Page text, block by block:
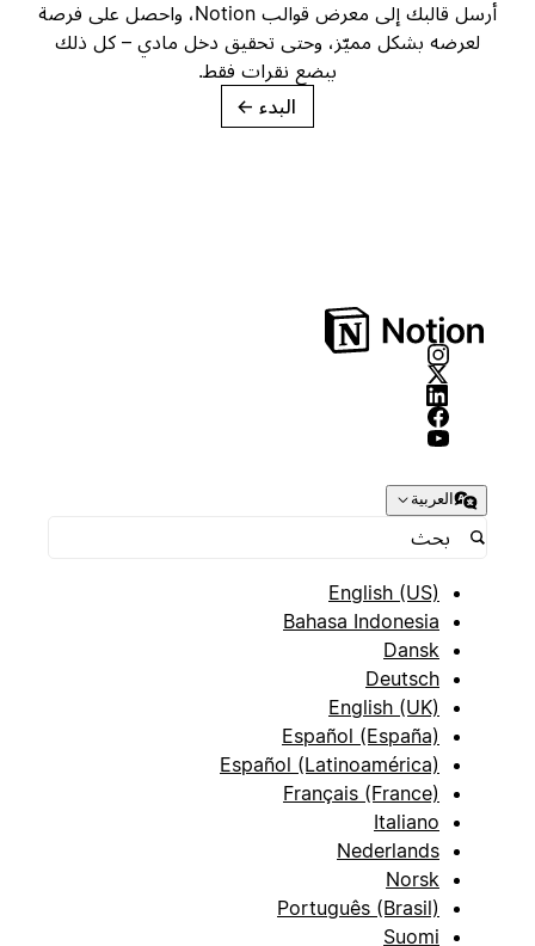
أرسل قالبك إلى معرض قوالب Notion، واحصل على فرصة
لعرضه بشكل مميّز، وحتى تحقيق دخل مادي – كل ذلك
ببضع نقرات فقط.
→
العربية
English (US)
Bahasa Indonesia
Dansk
Deutsch
English (UK)
Español (España)
Español (Latinoamérica)
Français (France)
Italiano
Nederlands
Norsk
Português (Brasil)
Suomi